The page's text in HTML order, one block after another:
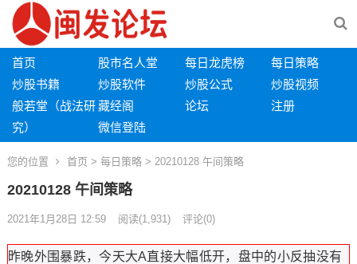
首页 股市名人堂 每日龙虎榜
每日策略
炒股书籍
炒股软件 炒股公式
炒股视频
般若堂（战法研
究）
藏经阁 论坛
注册
微信登陆
您的位置 首页 > 每日策略 > 20210128 午间策略
20210128 午间策略
2021年1月28日 12:59 阅读(1,931) 评论(0)
昨晚外围暴跌，今天大A直接大幅低开，盘中的小反抽没有